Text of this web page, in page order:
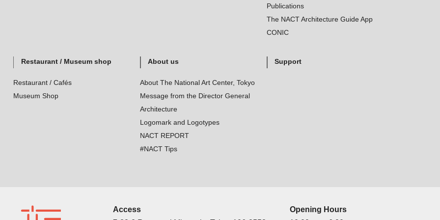
Publications
The NACT Architecture Guide App
CONIC
Restaurant / Museum shop
Restaurant / Cafés
Museum Shop
About us
About The National Art Center, Tokyo
Message from the Director General
Architecture
Logomark and Logotypes
NACT REPORT
#NACT Tips
Support
Access
Opening Hours